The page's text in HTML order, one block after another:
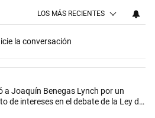
LOS MÁS RECIENTES
la conversación
con más comentarios en los
el título "Di Tullio impugnó a Joaquín
a Joaquín Benegas Lynch por un
de intereses en el debate de la Ley de